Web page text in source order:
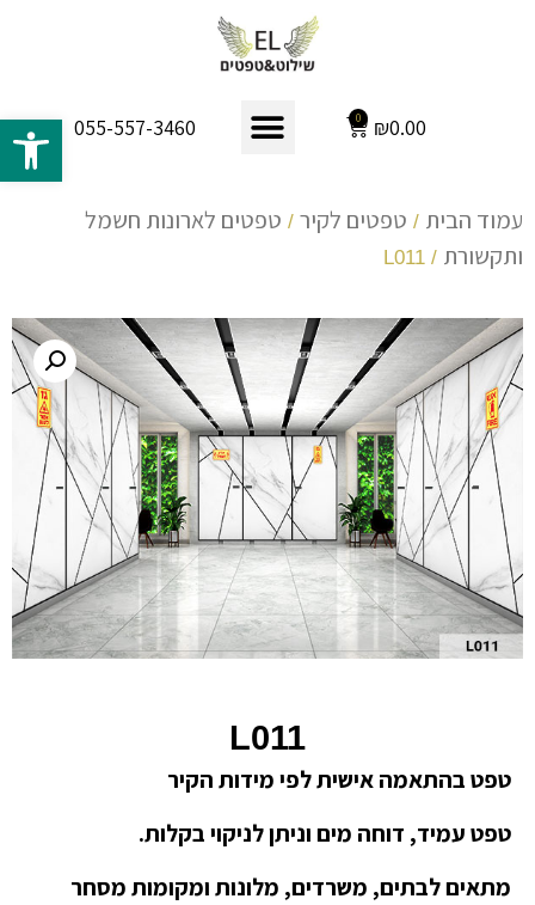
₪0.00
0
055-557-3460
עמוד הבית / טפטים לקיר / טפטים לארונות חשמל
ותקשורת / L011
L011
טפט בהתאמה אישית לפי מידות הקיר
טפט עמיד, דוחה מים וניתן לניקוי בקלות.
מתאים לבתים, משרדים, מלונות ומקומות מסחר